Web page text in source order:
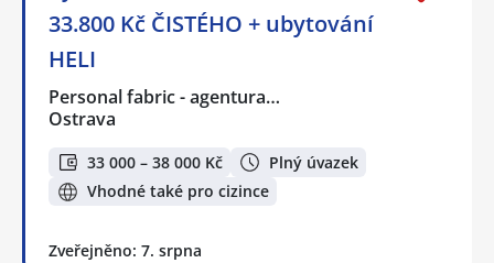
33.800 Kč ČISTÉHO + ubytování
HELI
Personal fabric - agentura…
Ostrava
33 000 – 38 000 Kč
Plný úvazek
Vhodné také pro cizince
Zveřejněno: 7. srpna